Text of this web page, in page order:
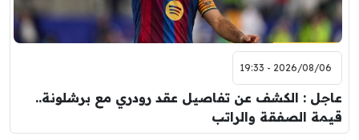
2026/08/06 - 19:33
عاجل : الكشف عن تفاصيل عقد رودري مع برشلونة..
قيمة الصفقة والراتب